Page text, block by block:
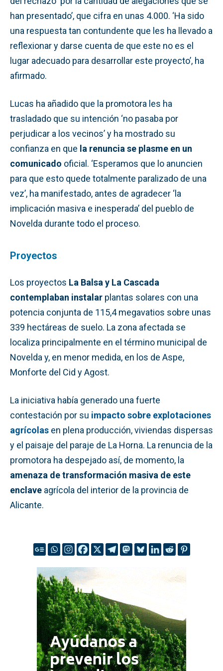
han presentado’, que cifra en unas 4.000. ‘Ha sido
una respuesta tan contundente que les ha llevado a
reflexionar y darse cuenta de que este no es el
lugar adecuado para desarrollar este proyecto’, ha
afirmado.
Lucas ha añadido que la promotora les ha
trasladado que su intención ‘no pasaba por
perjudicar a los vecinos’ y ha mostrado su
confianza en que la renuncia se plasme en un
comunicado oficial. ‘Esperamos que lo anuncien
para que esto quede totalmente paralizado de una
vez’, ha manifestado, antes de agradecer ‘la
implicación masiva e inesperada’ del pueblo de
Novelda durante todo el proceso.
Proyectos
Los proyectos La Balsa y La Cascada
contemplaban instalar plantas solares con una
potencia conjunta de 115,4 megavatios sobre unas
339 hectáreas de suelo. La zona afectada se
localiza principalmente en el término municipal de
Novelda y, en menor medida, en los de Aspe,
Monforte del Cid y Agost.
La iniciativa había generado una fuerte
contestación por su impacto sobre explotaciones
agrícolas en plena producción, viviendas dispersas
y el paisaje del paraje de La Horna. La renuncia de la
promotora ha despejado así, de momento, la
amenaza de transformación masiva de este
enclave agrícola del interior de la provincia de
Alicante.